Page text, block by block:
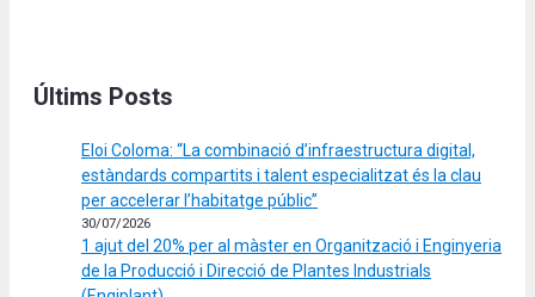
Últims Posts
Eloi Coloma: “La combinació d’infraestructura digital,
estàndards compartits i talent especialitzat és la clau
per accelerar l’habitatge públic”
30/07/2026
1 ajut del 20% per al màster en Organització i Enginyeria
de la Producció i Direcció de Plantes Industrials